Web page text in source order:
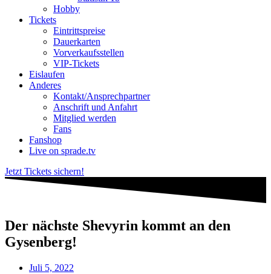
Hobby
Tickets
Eintrittspreise
Dauerkarten
Vorverkaufsstellen
VIP-Tickets
Eislaufen
Anderes
Kontakt/Ansprechpartner
Anschrift und Anfahrt
Mitglied werden
Fans
Fanshop
Live on sprade.tv
Jetzt Tickets sichern!
Der nächste Shevyrin kommt an den
Gysenberg!
Juli 5, 2022